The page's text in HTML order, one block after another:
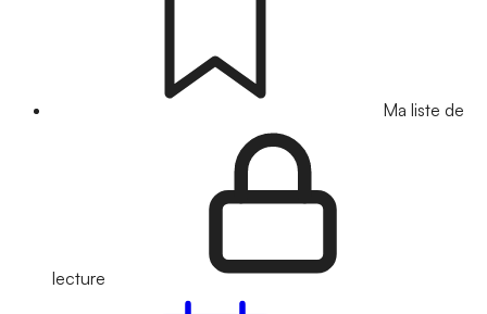
Ma liste de
lecture